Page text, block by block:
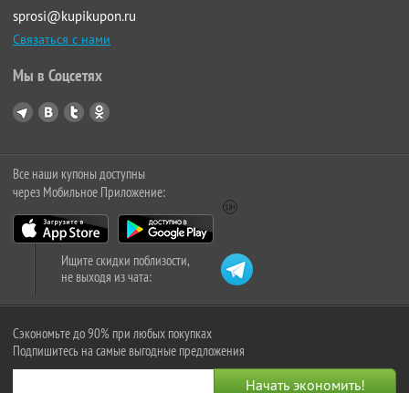
sprosi@kupikupon.ru
Связаться с нами
Мы в Соцсетях
Все наши купоны доступны
через Мобильное Приложение:
Ищите скидки поблизости,
не выходя из чата:
Сэкономьте до 90% при любых покупках
Подпишитесь на самые выгодные предложения